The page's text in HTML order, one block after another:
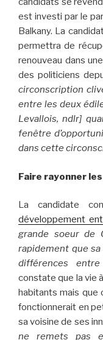
est investi par le
Balkany. La
permettra de
renouveau dans
des politiciens
circonscription
entre les deux
Levallois, ndlr]
fenêtre
dans cette
Faire rayonner
La candidate
développement
grande soeur de
rapidement que
différences
constate que la vie
habitants mais que
fonctionnerait en
sa voisine de ses
ne remets pas